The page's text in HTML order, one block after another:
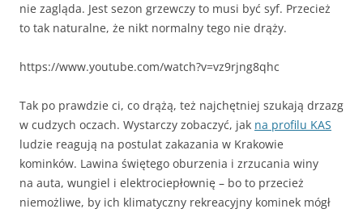
nie zagląda. Jest sezon grzewczy to musi być syf. Przecież
to tak naturalne, że nikt normalny tego nie drąży.
https://www.youtube.com/watch?v=vz9rjng8qhc
Tak po prawdzie ci, co drążą, też najchętniej szukają drzazg
w cudzych oczach. Wystarczy zobaczyć, jak na profilu KAS
ludzie reagują na postulat zakazania w Krakowie
kominków. Lawina świętego oburzenia i zrzucania winy
na auta, wungiel i elektrociepłownię – bo to przecież
niemożliwe, by ich klimatyczny rekreacyjny kominek mógł